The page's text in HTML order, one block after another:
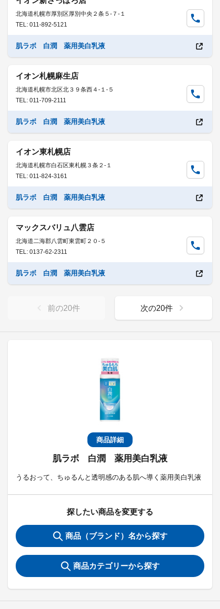
商品詳細
肌ラボ 白潤 薬用美白乳液
うるおって、ちゅるんと透明感のある肌へ導く薬用美白乳液
探したい商品を変更する
商品（ブランド）名から探す
商品カテゴリーから探す
北海道札幌市厚別区厚別中央２条５-７-１
TEL: 011-892-5121
肌ラボ 白潤 薬用美白乳液
イオン札幌麻生店
北海道札幌市北区北３９条西４-１-５
TEL: 011-709-2111
肌ラボ 白潤 薬用美白乳液
イオン東札幌店
北海道札幌市白石区東札幌３条２-１
TEL: 011-824-3161
肌ラボ 白潤 薬用美白乳液
マックスバリュ八雲店
北海道二海郡八雲町東雲町２０-５
TEL: 0137-62-2311
肌ラボ 白潤 薬用美白乳液
前の20件 次の20件